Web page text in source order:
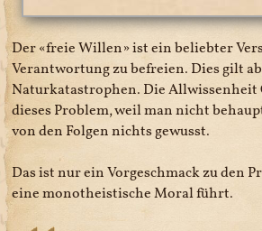
Der freie Willen
ist ein beliebter
Verantwortung zu befreien. Dies gilt
Naturkatastrophen. Die Allwissenheit
dieses Problem, weil man nicht
von den Folgen nichts gewusst.
Das ist nur ein Vorgeschmack zu den
eine monotheistische Moral führt.